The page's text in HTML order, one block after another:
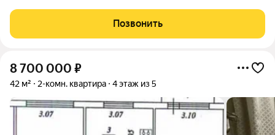
заезжай и живи! Преимущества дома и расположения До
Позвонить
8 700 000 ₽
42 м² 2-комн. квартира 4 этаж из 5